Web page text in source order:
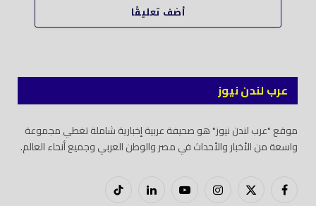
أضف تعليقًا
عرب لندن نيوز
موقع "عرب لندن نيوز" هو صحيفة عربية إخبارية شاملة تغطي مجموعة
واسعة من الأخبار والأحداث في مصر والوطن العربي وجميع أنحاء العالم.
فيسبوكX
إنستغراميوتيوب لينكدود
تيك